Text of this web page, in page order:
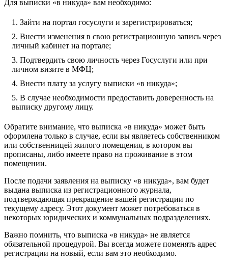
Для выписки «в никуда» вам необходимо:
Зайти на портал госуслуги и зарегистрироваться;
Внести изменения в свою регистрационную запись через
личный кабинет на портале;
Подтвердить свою личность через Госуслуги или при
личном визите в МФЦ;
Внести плату за услугу выписки «в никуда»;
В случае необходимости предоставить доверенность на
выписку другому лицу.
Обратите внимание, что выписка «в никуда» может быть
оформлена только в случае, если вы являетесь собственником
или собственницей жилого помещения, в котором вы
прописаны, либо имеете право на проживание в этом
помещении.
После подачи заявления на выписку «в никуда», вам будет
выдана выписка из регистрационного журнала,
подтверждающая прекращение вашей регистрации по
текущему адресу. Этот документ может потребоваться в
некоторых юридических и коммунальных подразделениях.
Важно помнить, что выписка «в никуда» не является
обязательной процедурой. Вы всегда можете поменять адрес
регистрации на новый, если вам это необходимо.